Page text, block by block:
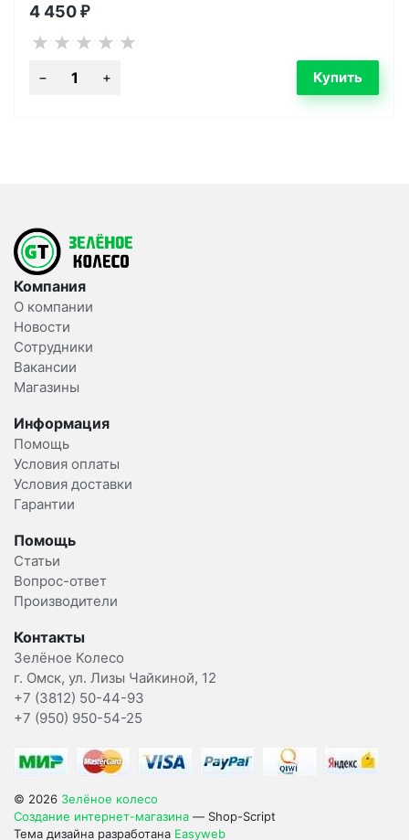
4 450 ₽
Компания
О компании
Новости
Сотрудники
Вакансии
Магазины
Информация
Помощь
Условия оплаты
Условия доставки
Гарантии
Помощь
Статьи
Вопрос-ответ
Производители
Контакты
Зелёное Колесо
г. Омск, ул. Лизы Чайкиной, 12
+7 (3812) 50-44-93
+7 (950) 950-54-25
© 2026 Зелёное колесо
Создание интернет-магазина — Shop-Script
Тема дизайна разработана Easyweb